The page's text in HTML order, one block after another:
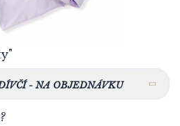
- NA OBJEDNÁVKU